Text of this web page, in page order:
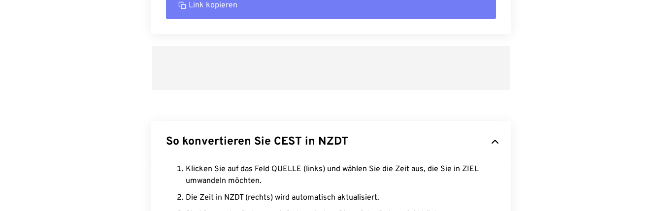
Link kopieren
So konvertieren Sie CEST in NZDT
Klicken Sie auf das Feld QUELLE (links) und wählen Sie die Zeit aus, die Sie in ZIEL
umwandeln möchten.
Die Zeit in NZDT (rechts) wird automatisch aktualisiert.